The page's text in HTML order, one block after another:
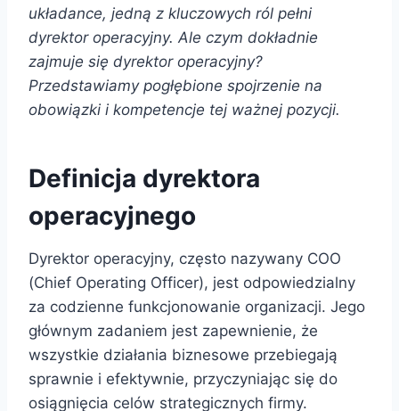
układance, jedną z kluczowych ról pełni
dyrektor operacyjny. Ale czym dokładnie
zajmuje się dyrektor operacyjny?
Przedstawiamy pogłębione spojrzenie na
obowiązki i kompetencje tej ważnej pozycji.
Definicja dyrektora
operacyjnego
Dyrektor operacyjny, często nazywany COO
(Chief Operating Officer), jest odpowiedzialny
za codzienne funkcjonowanie organizacji. Jego
głównym zadaniem jest zapewnienie, że
wszystkie działania biznesowe przebiegają
sprawnie i efektywnie, przyczyniając się do
osiągnięcia celów strategicznych firmy.